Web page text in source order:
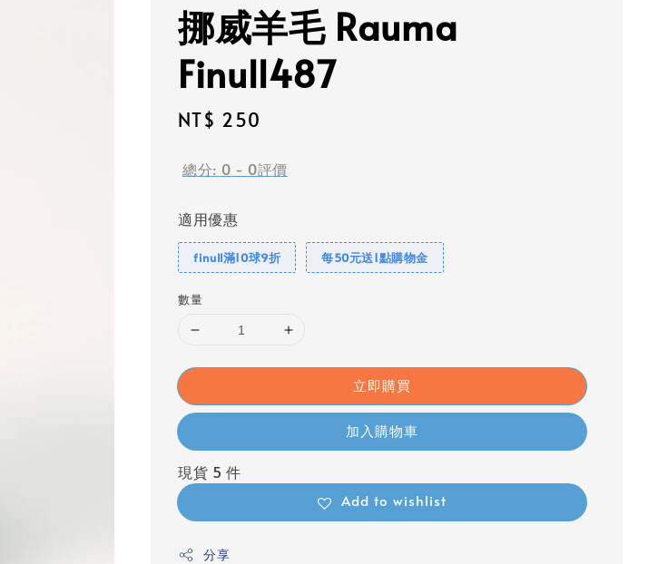
挪威羊毛 Rauma
Finull487
Regular
NT$ 250
總分: 0 - 0評價
適用優惠
finull滿10球9折 每50元送1點購物金
數量
立即購買
加入購物車
現貨 5 件
Add to wishlist
分享